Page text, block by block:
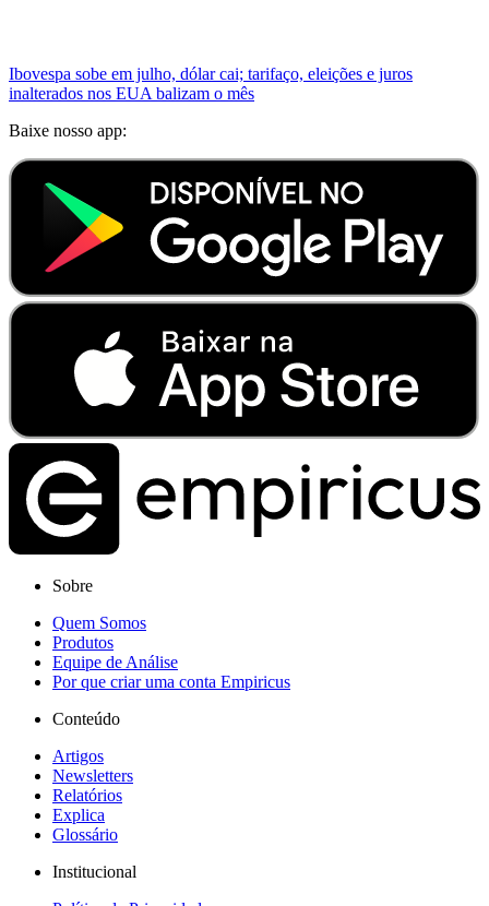
Ibovespa sobe em julho, dólar cai; tarifaço, eleições e juros
inalterados nos EUA balizam o mês
Baixe nosso app:
Sobre
Quem Somos
Produtos
Equipe de Análise
Por que criar uma conta Empiricus
Conteúdo
Artigos
Newsletters
Relatórios
Explica
Glossário
Institucional